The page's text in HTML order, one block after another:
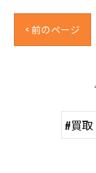
< 前のページ
#買取